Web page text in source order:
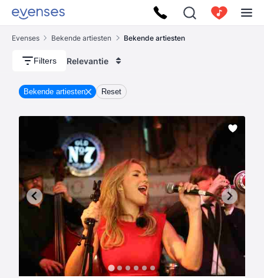
Evenses Bekende artiesten Bekende artiesten
Filters Relevantie
Bekende artiesten Reset